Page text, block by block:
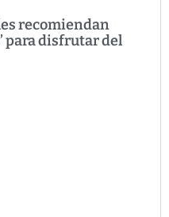
recomiendan
para disfrutar del